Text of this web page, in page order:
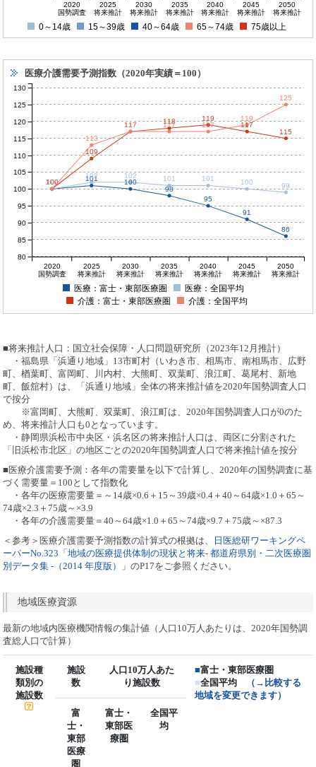
2020
国勢調査
2025
将来推計
2030
将来推計
2035
将来推計
2040
将来推計
2045
将来推計
2050
将来推計
0～14歳 15～39歳 40～64歳 65～74歳 75歳以上
医療介護需要予測指数（2020年実績＝100）
100 101
100
98
95
91
86
100
102 102 101 101 100 99
100
109
117 118
119
117
115
100
113
117 117 117
119
125
2020
国勢調査
2025
将来推計
2030
将来推計
2035
将来推計
2040
将来推計
2045
将来推計
2050
将来推計
85
90
95
100
105
110
115
120
125
80
130
医療：富士・東部医療圏
医療：全国平均
介護：富士・東部医療圏
介護：全国平均
■将来推計人口：国立社会保障・人口問題研究所（2023年12月推計）
・福島県「浜通り地域」13市町村（いわき市、相馬市、南相馬市、広野
町、楢葉町、富岡町、川内村、大熊町、双葉町、浪江町、葛尾村、新地
町、飯舘村）は、「浜通り地域」全体の将来推計値を2020年国勢調査人口
で按分
※富岡町、大熊町、双葉町、浪江町は、2020年国勢調査人口が0のた
め、将来推計人口も0となっています。
・静岡県浜松市中央区・浜名区の将来推計人口は、両区に分割された
「旧浜松市北区」の地区ごとの2020年国勢調査人口で将来推計値を按分
■医療介護需要予測：各年の需要量を以下で計算し、2020年の国勢調査に基
づく需要量＝100として指数化
・各年の医療需要量＝～14歳×0.6＋15～39歳×0.4＋40～64歳×1.0＋65～
74歳×2.3＋75歳～×3.9
・各年の介護需要量＝40～64歳×1.0＋65～74歳×9.7＋75歳～×87.3
＜参考＞医療介護需要予測指数の計算式の根拠は、
日医総研ワーキングペ
ーパーNo.323「地域の医療提供体制の現状と将来- 都道府県別・二次医療圏
別データ集 -（2014 年度版）」のP17をご参照ください。
地域医療資源
最新の地域内医療機関情報の集計値（人口10万人あたりは、2020年国勢調
査総人口で計算）
施設種
類別の
施設数
施設
数
人口10万人あた
り施設数
■富士・東部医療圏
■全国平均
（→比較する
地域を変更できます）
富
士・
東部
医療
圏
富士・
東部医
療圏
全国平
均